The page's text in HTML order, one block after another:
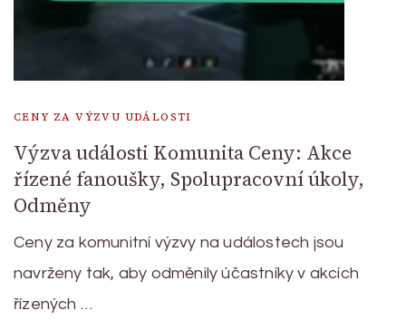
CENY ZA VÝZVU UDÁLOSTI
Výzva události Komunita Ceny: Akce
řízené fanoušky, Spolupracovní úkoly,
Odměny
Ceny za komunitní výzvy na událostech jsou
navrženy tak, aby odměnily účastníky v akcích
řízených …